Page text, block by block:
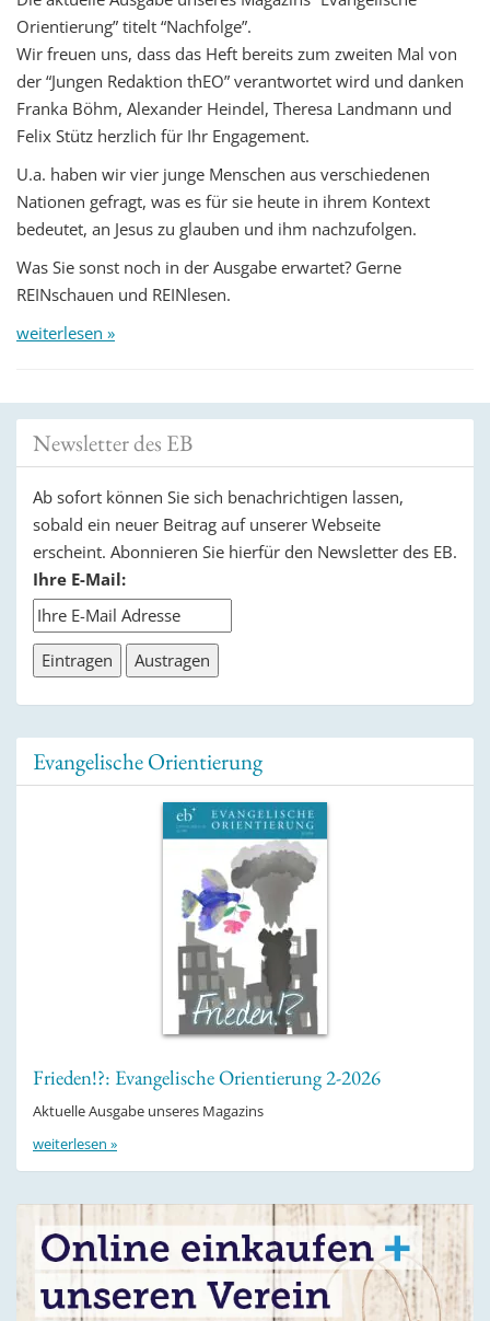
Orientierung” titelt “Nachfolge”.
Wir freuen uns, dass das Heft bereits zum zweiten Mal von
der “Jungen Redaktion thEO” verantwortet wird und danken
Franka Böhm, Alexander Heindel, Theresa Landmann und
Felix Stütz herzlich für Ihr Engagement.
U.a. haben wir vier junge Menschen aus verschiedenen
Nationen gefragt, was es für sie heute in ihrem Kontext
bedeutet, an Jesus zu glauben und ihm nachzufolgen.
Was Sie sonst noch in der Ausgabe erwartet? Gerne
REINschauen und REINlesen.
weiterlesen »
Newsletter des EB
Ab sofort können Sie sich benachrichtigen lassen,
sobald ein neuer Beitrag auf unserer Webseite
erscheint. Abonnieren Sie hierfür den Newsletter des EB.
Ihre E-Mail:
Evangelische Orientierung
Frieden!?: Evangelische Orientierung 2-2026
Aktuelle Ausgabe unseres Magazins
weiterlesen »